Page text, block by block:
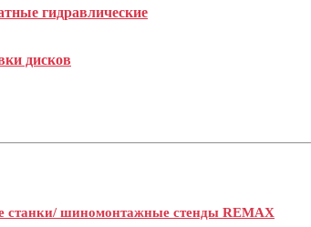
гидравлические
дисков
шиномонтажные стенды REMAX